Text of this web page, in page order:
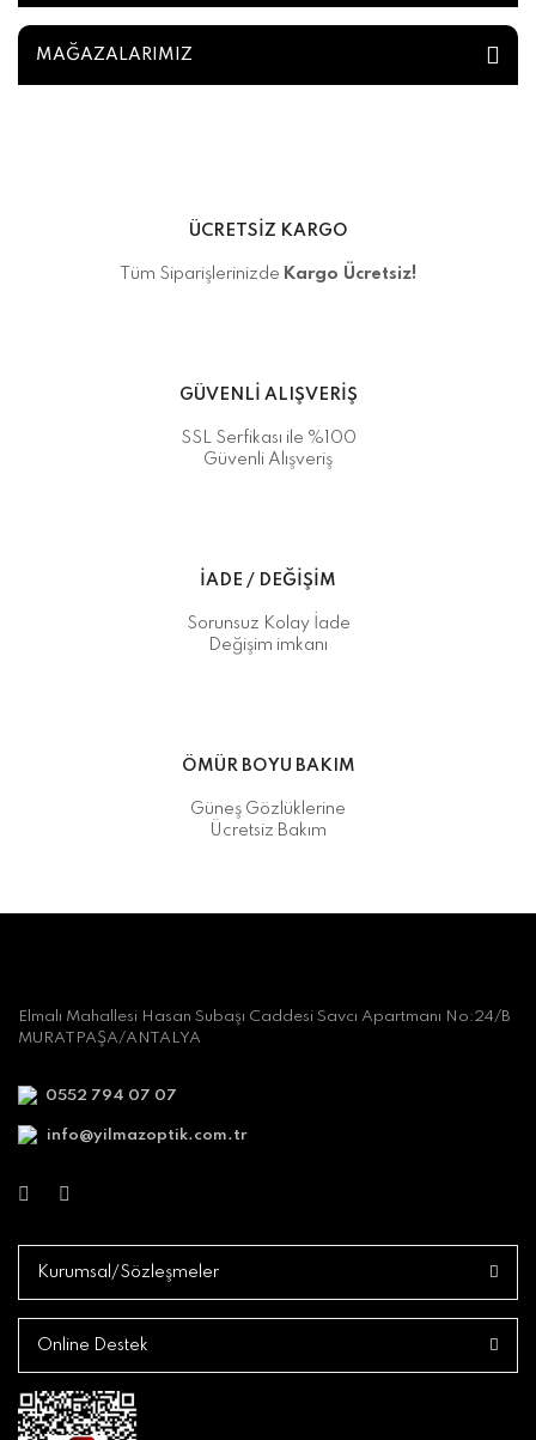
MAĞAZALARIMIZ
ÜCRETSİZ KARGO
Tüm Siparişlerinizde Kargo Ücretsiz!
GÜVENLİ ALIŞVERİŞ
SSL Serfikası ile %100
Güvenli Alışveriş
İADE / DEĞİŞİM
Sorunsuz Kolay İade
Değişim imkanı
ÖMÜR BOYU BAKIM
Güneş Gözlüklerine
Ücretsiz Bakım
Elmalı Mahallesi Hasan Subaşı Caddesi Savcı Apartmanı No:24/B
MURATPAŞA/ANTALYA
0552 794 07 07
info@yilmazoptik.com.tr
Kurumsal/Sözleşmeler
Online Destek